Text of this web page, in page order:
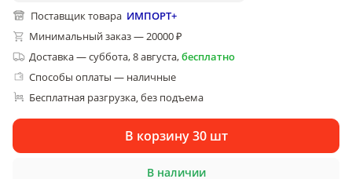
Поставщик товара ИМПОРТ+
Минимальный заказ — 20000 ₽
Доставка—суббота, 8 августа,бесплатно
Способы оплаты — наличные
Бесплатная разгрузка, без подъема
В корзину 30 шт
В наличии